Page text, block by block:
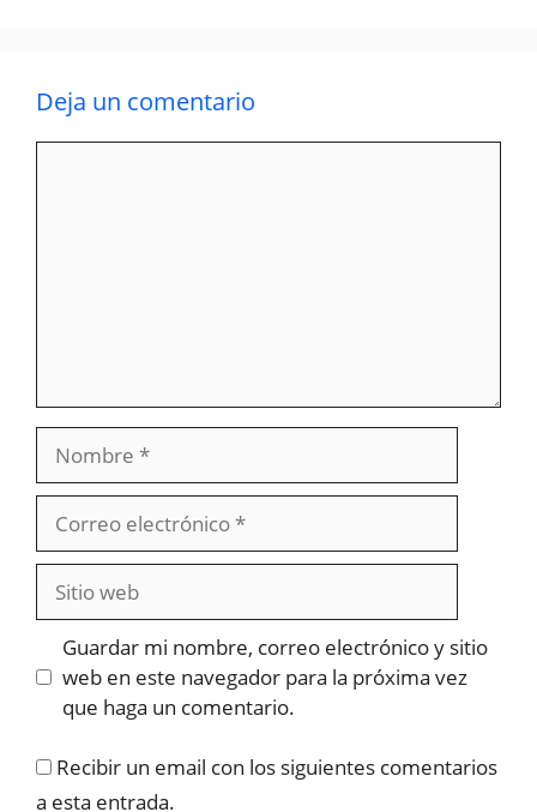
Deja un comentario
Nombre
electrónico
Sitio
web
Guardar mi nombre, correo electrónico y sitio
web en este navegador para la próxima vez
que haga un comentario.
Recibir un email con los siguientes comentarios
a esta entrada.